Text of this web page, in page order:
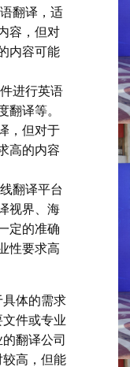
翻译，适
容，但对
内容可能
进行英语
翻译等。
，但对于
高的内容
翻译平台
视界、海
定的准确
性要求高
体的需求
件或专业
翻译公司
高，但能